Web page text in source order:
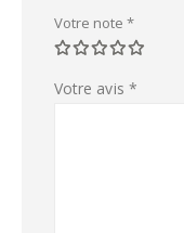
Votre note *
Votre avis *